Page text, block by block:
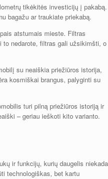
tikėkitės investicijų į pakabą.
bagažu ar traukiate priekabą.
atstumais mieste. Filtras
to nedarote, filtras gali užsikimšti, o
su neaiškia priežiūros istorija,
kosmiškai brangus, palyginti su
turi pilną priežiūros istoriją ir
– geriau ieškoti kito varianto.
ir funkcijų, kurių daugelis niekada
technologiškas, bet kartu